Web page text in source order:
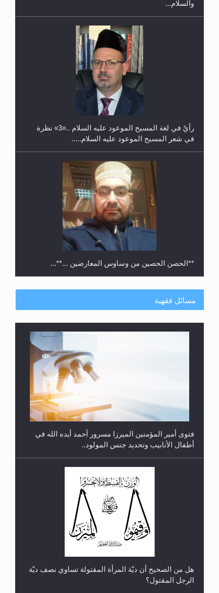
حفل توزيع الشهادات في الجامعة الأحمدية بنيجيريا لعام
والسلام...
رأيٌ في لغة المسيح الموعود عليه السلام ..«3» نظرة
في شعر المسيح الموعود عليه السلام.....
**الحصن الحصين من وساوس المعارضين ...**...
رأيٌ في لغة المسيح الموعود عليه السلام.. 4...
مسائل فقهية
فتوى أمير المؤمنين الميرزا مسرور أحمد أيده الله في
أطفال الأنابيب وتحديد جنس المولود..
هل من الصحيح أن ديّة المرأة المقتولة تساوي نصف ديّة
الرجل المقتول؟